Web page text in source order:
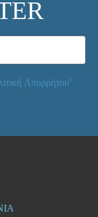
Απορρήτου"